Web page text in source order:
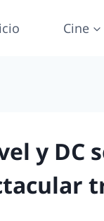
Cine
y DC